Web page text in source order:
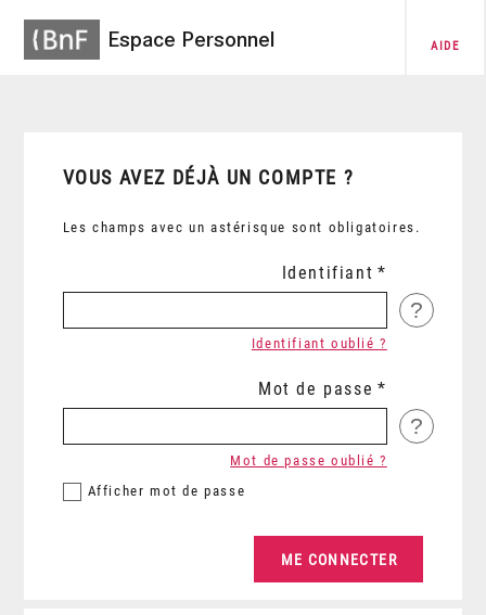
Espace Personnel AIDE
VOUS AVEZ DÉJÀ UN COMPTE ?
Les champs avec un astérisque sont obligatoires.
Identifiant
?
Identifiant oublié ?
Mot de passe
?
Afficher mot de passe
Mot de passe oublié ?